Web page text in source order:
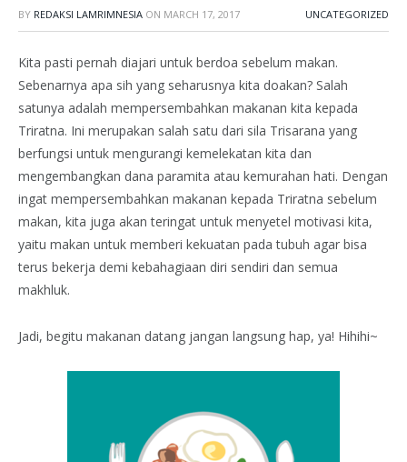
BY REDAKSI LAMRIMNESIA ON MARCH 17, 2017 UNCATEGORIZED
Kita pasti pernah diajari untuk berdoa sebelum makan.
Sebenarnya apa sih yang seharusnya kita doakan? Salah
satunya adalah mempersembahkan makanan kita kepada
Triratna. Ini merupakan salah satu dari sila Trisarana yang
berfungsi untuk mengurangi kemelekatan kita dan
mengembangkan dana paramita atau kemurahan hati. Dengan
ingat mempersembahkan makanan kepada Triratna sebelum
makan, kita juga akan teringat untuk menyetel motivasi kita,
yaitu makan untuk memberi kekuatan pada tubuh agar bisa
terus bekerja demi kebahagiaan diri sendiri dan semua
makhluk.
Jadi, begitu makanan datang jangan langsung hap, ya! Hihihi~